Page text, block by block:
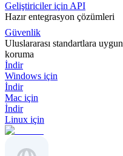
Geliştiriciler için API
Hazır entegrasyon çözümleri
Güvenlik
Uluslararası standartlara uygun
koruma
İndir
Windows için
İndir
Mac için
İndir
Linux için